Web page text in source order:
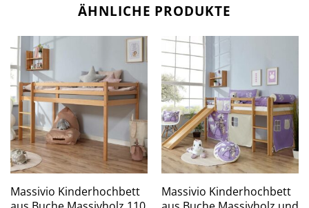
ÄHNLICHE PRODUKTE
Massivio Kinderhochbett
Massivio Kinderhochbett